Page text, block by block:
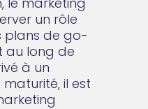
un rôle
plans de go-
au long de
à un
il est